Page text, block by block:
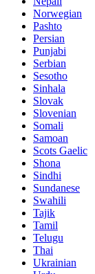
Norwegian
Pashto
Persian
Punjabi
Serbian
Sesotho
Sinhala
Slovak
Slovenian
Somali
Samoan
Scots Gaelic
Shona
Sindhi
Sundanese
Swahili
Tajik
Tamil
Telugu
Thai
Ukrainian